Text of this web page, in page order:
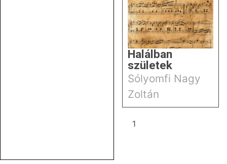
Halálban
születek
Sólyomfi Nagy
Zoltán
1